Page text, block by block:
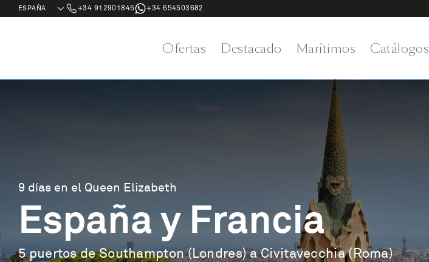
+34 912901845 +34 654503682
Ofertas Destacado Marítimos Catálogos
9 días en el Queen Elizabeth
España y Francia
5 puertos de Southampton (Londres) a Civitavecchia (Roma)